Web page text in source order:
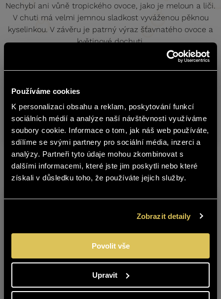
Používáme cookies
K personalizaci obsahu a reklam, poskytování funkcí
sociálních médií a analýze naší návštěvnosti využíváme
soubory cookie. Informace o tom, jak náš web používáte,
sdílíme se svými partnery pro sociální média, inzerci a
analýzy. Partneři tyto údaje mohou zkombinovat s
dalšími informacemi, které jste jim poskytli nebo které
získali v důsledku toho, že používáte jejich služby.
Zobrazit detaily
Povolit vše
Upravit
Nechybí ani vůně tropického ovoce, jako je meloun a liči.
V chuti má velmi jemnou sladkost vyváženou pěknou
kyselinkou. V závěru je patrný výraz šťavnatého ovoce a
květinové dochuti.
Produkt
FREIXENET MOSCATO IGP TERRE
SICILIANE
7471824 0,75 l
Další produkty z této značky
Obsah stránek BOHEMIA SEKT není
vhodný pro osoby mladší 18 let.
Jste starší 18 let?